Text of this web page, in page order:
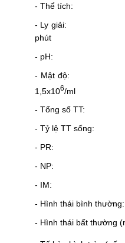
- Thể tích:
- Ly giải:
phút
- pH: bình
- Mật độ:
1,5x106/ml
- Tổng số TT:
- Tỷ lệ TT
- PR: bình
- NP: bình
- IM: bình
- Hình thái bình
- Hình thái bất thường